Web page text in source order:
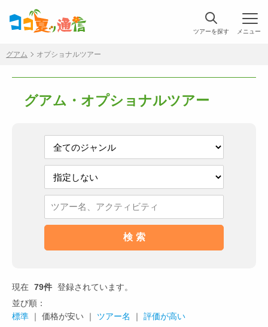
ツアーを探す
グアム オプショナルツアー
グアム・オプショナルツアー
現在 79件 登録されています。
並び順：
標準 ｜ 価格が安い ｜ ツアー名 ｜ 評価が高い
メニュー